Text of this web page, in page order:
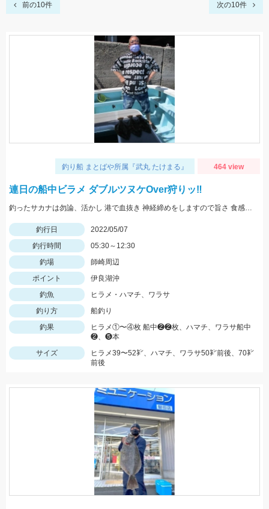
前の10件 次の10件
釣り船 まとばや所属『武丸 たけまる』 464 view
連日の船中ビラメ ダブルツヌケOver狩りッ‼︎
釣ったサカナは勿論、活かし 港で血抜き 神経締めをしますので旨さ 食感が違い過ぎますッ(°▽°)b
釣行日
2022/05/07
釣行時間
05:30～12:30
釣場
師崎周辺
ポイント
伊良湖沖
釣魚
ヒラメ・ハマチ、ワラサ
釣り方
船釣り
釣果
ヒラメ①〜④枚 船中❷❷枚、ハマチ、ワラサ船中
❷、❺本
サイズ
ヒラメ39〜52㌢、ハマチ、ワラサ50㌢前後、70㌢
前後